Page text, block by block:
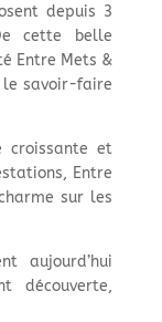
depuis 3
cette belle
Entre Mets &
le savoir-faire
croissante et
Entre
sur les
aujourd’hui
découverte,